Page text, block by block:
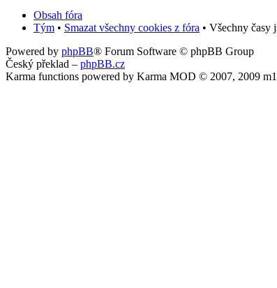
Obsah fóra
Tým • Smazat všechny cookies z fóra • Všechny časy
Powered by phpBB® Forum Software © phpBB Group
Český překlad – phpBB.cz
Karma functions powered by Karma MOD © 2007, 2009